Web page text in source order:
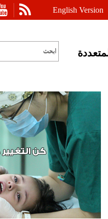
English Version